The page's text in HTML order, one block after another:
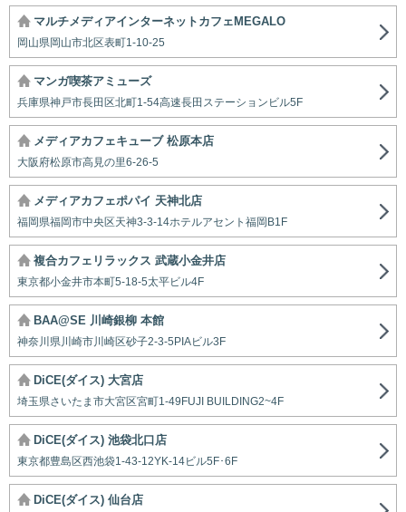
マルチメディアインターネットカフェMEGALO
岡山県岡山市北区表町1-10-25
マンガ喫茶アミューズ
兵庫県神戸市長田区北町1-54高速長田ステーションビル5F
メディアカフェキューブ 松原本店
大阪府松原市高見の里6-26-5
メディアカフェポパイ 天神北店
福岡県福岡市中央区天神3-3-14ホテルアセント福岡B1F
複合カフェリラックス 武蔵小金井店
東京都小金井市本町5-18-5太平ビル4F
BAA@SE 川崎銀柳 本館
神奈川県川崎市川崎区砂子2-3-5PIAビル3F
DiCE(ダイス) 大宮店
埼玉県さいたま市大宮区宮町1-49FUJI BUILDING2~4F
DiCE(ダイス) 池袋北口店
東京都豊島区西池袋1-43-12YK-14ビル5F･6F
DiCE(ダイス) 仙台店